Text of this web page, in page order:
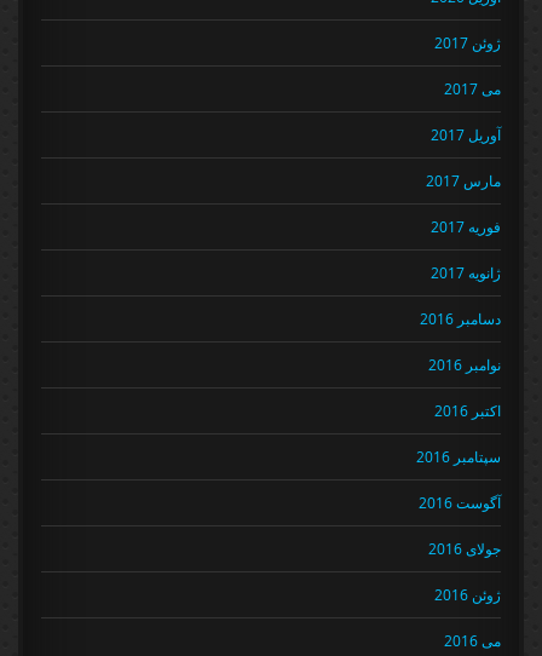
ژوئن 2017
می 2017
آوریل 2017
مارس 2017
فوریه 2017
ژانویه 2017
دسامبر 2016
نوامبر 2016
اکتبر 2016
سپتامبر 2016
آگوست 2016
جولای 2016
ژوئن 2016
می 2016